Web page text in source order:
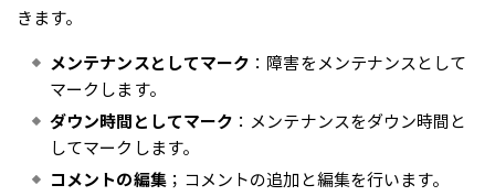
きます。
メンテナンスとしてマーク ：障害をメンテナンスとして
マークします。
ダウン時間としてマーク ：メンテナンスをダウン時間と
してマークします。
コメントの編集；コメントの追加と編集を行います。